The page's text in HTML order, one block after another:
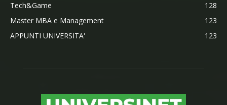
Tech&Game
128
Master MBA e Management
123
APPUNTI UNIVERSITA'
123